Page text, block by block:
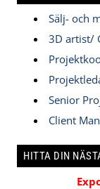
Sälj- och
3D artist/
Senior
Client
HITTA DIN